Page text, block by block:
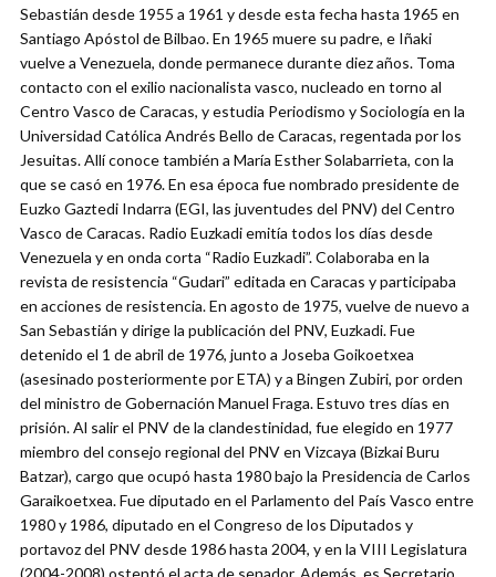
Sebastián desde 1955 a 1961 y desde esta fecha hasta 1965 en
Santiago Apóstol de Bilbao. En 1965 muere su padre, e Iñaki
vuelve a Venezuela, donde permanece durante diez años. Toma
contacto con el exilio nacionalista vasco, nucleado en torno al
Centro Vasco de Caracas, y estudia Periodismo y Sociología en la
Universidad Católica Andrés Bello de Caracas, regentada por los
Jesuitas. Allí conoce también a María Esther Solabarrieta, con la
que se casó en 1976. En esa época fue nombrado presidente de
Euzko Gaztedi Indarra (EGI, las juventudes del PNV) del Centro
Vasco de Caracas. Radio Euzkadi emitía todos los días desde
Venezuela y en onda corta “Radio Euzkadi”. Colaboraba en la
revista de resistencia “Gudari” editada en Caracas y participaba
en acciones de resistencia. En agosto de 1975, vuelve de nuevo a
San Sebastián y dirige la publicación del PNV, Euzkadi. Fue
detenido el 1 de abril de 1976, junto a Joseba Goikoetxea
(asesinado posteriormente por ETA) y a Bingen Zubiri, por orden
del ministro de Gobernación Manuel Fraga. Estuvo tres días en
prisión. Al salir el PNV de la clandestinidad, fue elegido en 1977
miembro del consejo regional del PNV en Vizcaya (Bizkai Buru
Batzar), cargo que ocupó hasta 1980 bajo la Presidencia de Carlos
Garaikoetxea. Fue diputado en el Parlamento del País Vasco entre
1980 y 1986, diputado en el Congreso de los Diputados y
portavoz del PNV desde 1986 hasta 2004, y en la VIII Legislatura
(2004-2008) ostentó el acta de senador. Además, es Secretario